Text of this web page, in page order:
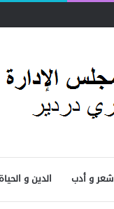
شعر و أدب الدين و الحياة